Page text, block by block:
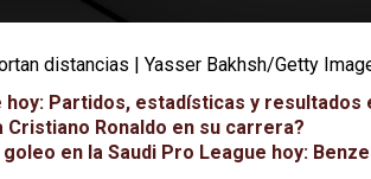
distancias | Yasser Bakhsh/Getty
hoy: Partidos, estadísticas y resultados
Cristiano Ronaldo en su carrera?
en la Saudi Pro League hoy: